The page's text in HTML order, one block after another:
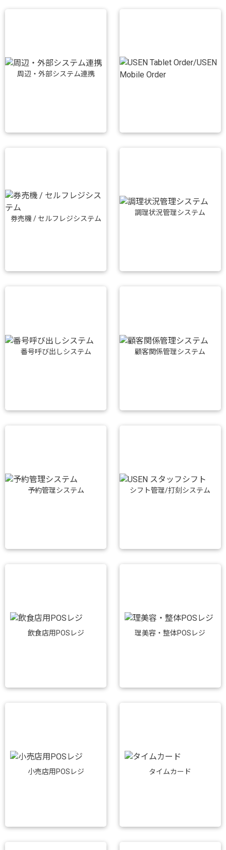
周辺・外部システム連携
券売機 / セルフレジシステム
調理状況管理システム
番号呼び出しシステム 顧客関係管理システム
予約管理システム シフト管理/打刻システム
飲食店用POSレジ 理美容・整体POSレジ
小売店用POSレジ タイムカード